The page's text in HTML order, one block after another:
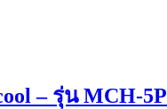
– รุ่น MCH-5P